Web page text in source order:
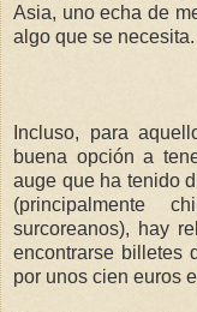
Asia, uno echa de
algo que se necesita.
Incluso, para
buena opción a
auge que ha tenido
(principalmente
surcoreanos), hay
encontrarse billetes
por unos cien euros